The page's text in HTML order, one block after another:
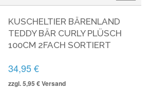
KUSCHELTIER BÄRENLAND
TEDDY BÄR CURLY PLÜSCH
100CM 2FACH SORTIERT
34,95 €
zzgl. 5,95 € Versand